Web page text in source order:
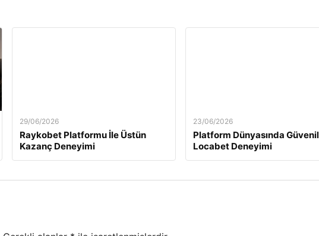
29/06/2026
Raykobet Platformu İle Üstün
Kazanç Deneyimi
23/06/2026
Platform Dünyasında
Locabet Deneyimi